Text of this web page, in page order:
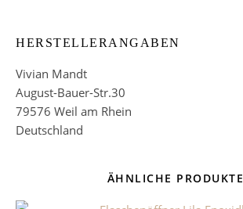
HERSTELLERANGABEN
Vivian Mandt
August-Bauer-Str.30
79576 Weil am Rhein
Deutschland
ÄHNLICHE PRODUKTE